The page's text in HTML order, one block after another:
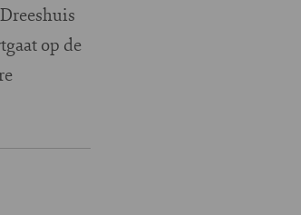
op de